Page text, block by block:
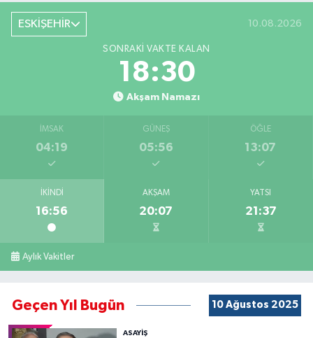
ESKİŞEHİR 10.08.2026
SONRAKI VAKTE KALAN
18:29
Akşam Namazı
İMSAK
04:19
GÜNEŞ
05:56
ÖĞLE
13:07
İKINDI
16:56
AKŞAM
20:07
YATSI
21:37
Aylık Vakitler
Geçen Yıl Bugün 10 Ağustos 2025
ASAYİŞ